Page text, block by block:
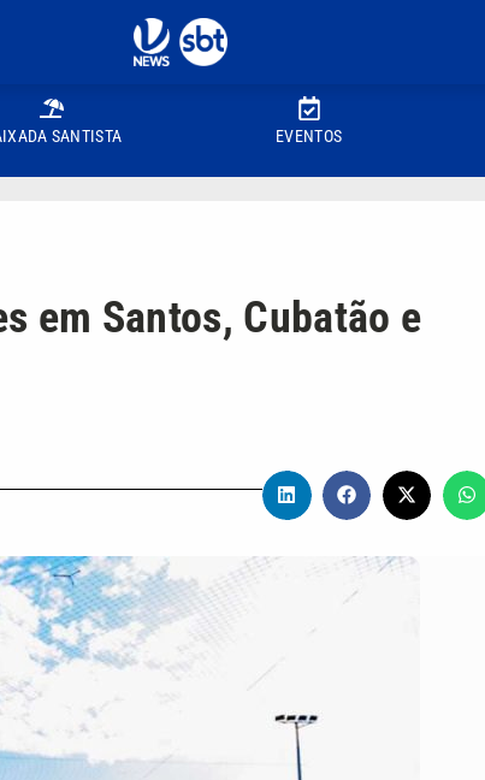
SANTISTA EVENTOS
em Santos, Cubatão e